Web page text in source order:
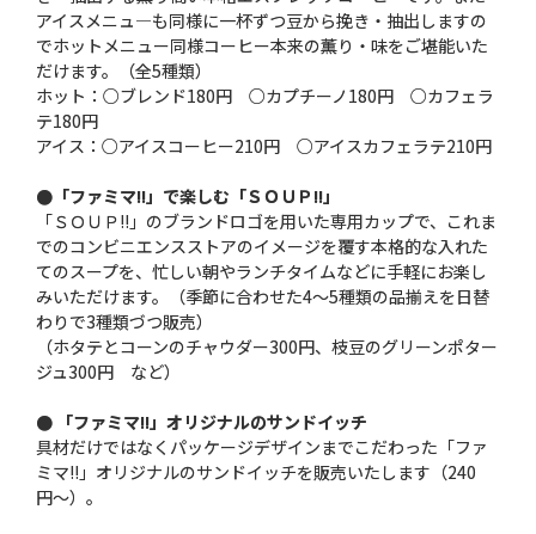
アイスメニュ—も同様に一杯ずつ豆から挽き・抽出しますの
でホットメニュー同様コーヒー本来の薫り・味をご堪能いた
だけます。（全5種類）
ホット：○ブレンド180円 ○カプチーノ180円 ○カフェラ
テ180円
アイス：○アイスコーヒー210円 ○アイスカフェラテ210円
●「ファミマ!!」で楽しむ「ＳＯＵＰ!!」
「ＳＯＵＰ!!」のブランドロゴを用いた専用カップで、これま
でのコンビニエンスストアのイメージを覆す本格的な入れた
てのスープを、忙しい朝やランチタイムなどに手軽にお楽し
みいただけます。（季節に合わせた4〜5種類の品揃えを日替
わりで3種類づつ販売）
（ホタテとコーンのチャウダー300円、枝豆のグリーンポター
ジュ300円 など）
● 「ファミマ!!」オリジナルのサンドイッチ
具材だけではなくパッケージデザインまでこだわった「ファ
ミマ!!」オリジナルのサンドイッチを販売いたします（240
円〜）。